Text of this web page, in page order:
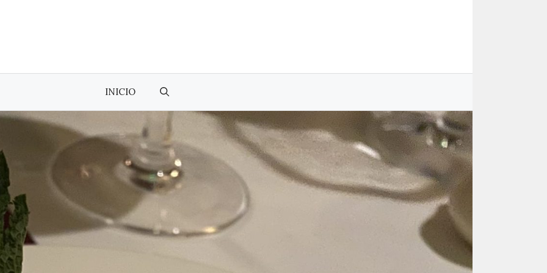
INICIO